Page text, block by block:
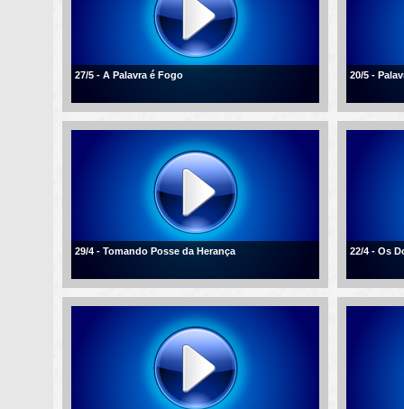
27/5 - A Palavra é Fogo 20/5 -
29/4 - Tomando Posse da Herança 22/4 - Os